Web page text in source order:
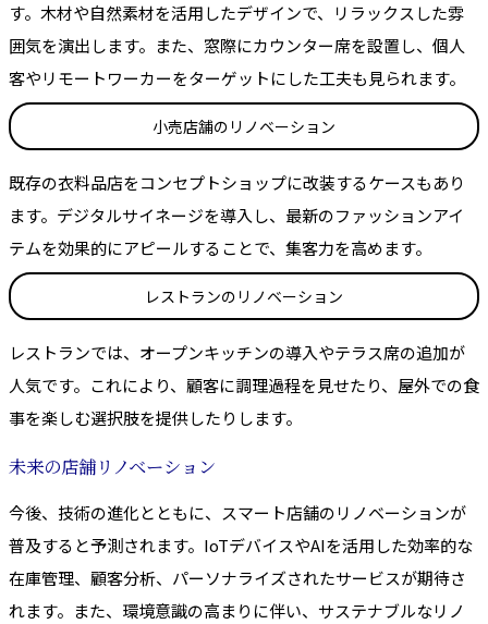
す。木材や自然素材を活用したデザインで、リラックスした雰
囲気を演出します。また、窓際にカウンター席を設置し、個人
客やリモートワーカーをターゲットにした工夫も見られます。
小売店舗のリノベーション
既存の衣料品店をコンセプトショップに改装するケースもあり
ます。デジタルサイネージを導入し、最新のファッションアイ
テムを効果的にアピールすることで、集客力を高めます。
レストランのリノベーション
レストランでは、オープンキッチンの導入やテラス席の追加が
人気です。これにより、顧客に調理過程を見せたり、屋外での食
事を楽しむ選択肢を提供したりします。
未来の店舗リノベーション
今後、技術の進化とともに、スマート店舗のリノベーションが
普及すると予測されます。IoTデバイスやAIを活用した効率的な
在庫管理、顧客分析、パーソナライズされたサービスが期待さ
れます。また、環境意識の高まりに伴い、サステナブルなリノ